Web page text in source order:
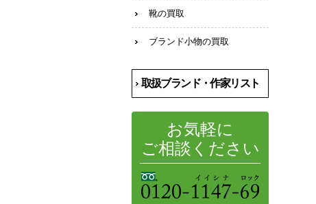
靴の買取
ブランド小物の買取
取扱ブランド・作家リスト
お気軽に
ご相談ください